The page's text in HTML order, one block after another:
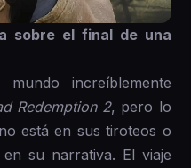
sobre el final de una
increíblemente
Redemption 2, pero lo
está en sus tiroteos o
en su narrativa. El viaje